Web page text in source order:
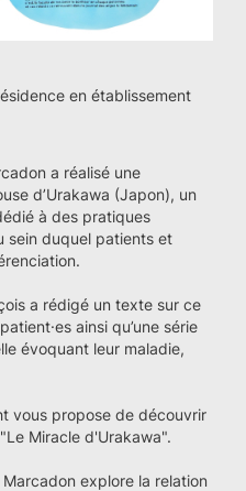
en établissement
a réalisé une
d’Urakawa (Japon), un
à des pratiques
sein duquel patients et
a rédigé un texte sur ce
ainsi qu’une série
évoquant leur maladie,
vous propose de découvrir
Miracle d'Urakawa".
explore la relation